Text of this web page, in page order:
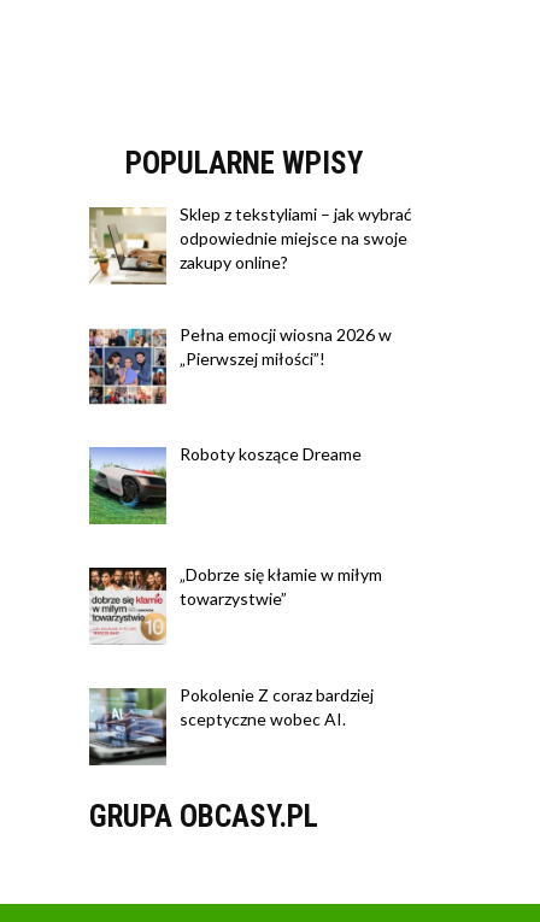
POPULARNE WPISY
Sklep z tekstyliami – jak wybrać
odpowiednie miejsce na swoje
zakupy online?
Pełna emocji wiosna 2026 w
„Pierwszej miłości”!
Roboty koszące Dreame
„Dobrze się kłamie w miłym
towarzystwie”
Pokolenie Z coraz bardziej
sceptyczne wobec AI.
GRUPA OBCASY.PL